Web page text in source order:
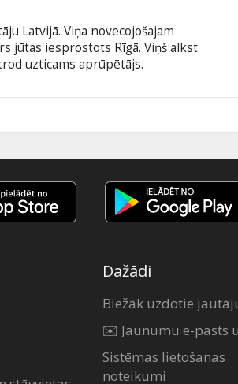
Latvijā. Viņa novecojošajam
jūtas iesprostots Rīgā. Viņš alkst
uzticams aprūpētājs.
un Gunārs ir spiests
Filma latviešu valodā ar
Dažādi
Biežāk uzdotie
✉️ Jaunumu e-pasts
Sistēmas lietošanas
noteikumi